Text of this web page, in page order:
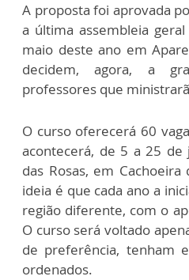
A proposta foi aprovada
a última assembleia
maio deste ano em
decidem, agora, a
professores que
O curso oferecerá 60
acontecerá, de 5 a 25 de
das Rosas, em
ideia é que cada ano a
região diferente, com o
O curso será voltado
de preferência, tenham
ordenados.